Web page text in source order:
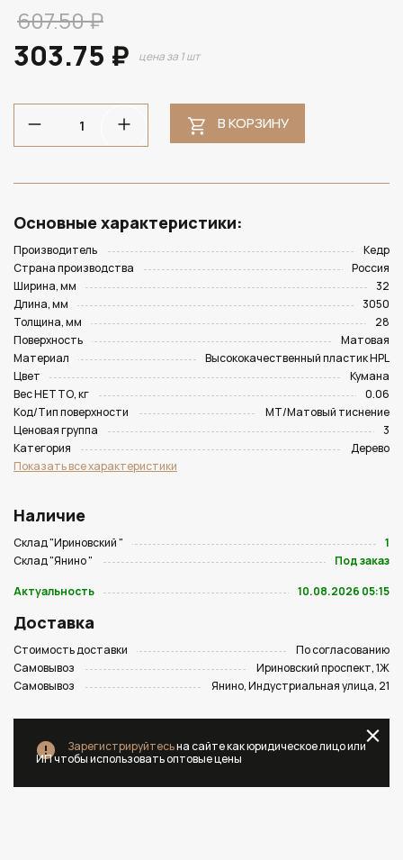
607.50 ₽
303.75 ₽ цена за 1 шт
В КОРЗИНУ
Основные характеристики:
Производитель
Кедр
Страна производства
Россия
Ширина, мм
32
Длина, мм
3050
Толщина, мм
28
Поверхность
Матовая
Материал
Высококачественный пластик HPL
Цвет
Кумана
Вес НЕТТО, кг
0.06
Код/Тип поверхности
MT/Матовый тиснение
Ценовая группа
3
Категория
Дерево
Показать все характеристики
Наличие
Склад "Ириновский "
1
Склад "Янино "
Под заказ
Актуальность
10.08.2026 05:15
Доставка
Стоимость доставки
По согласованию
Самовывоз
Ириновский проспект, 1Ж
Самовывоз
Янино, Индустриальная улица, 21
Зарегистрируйтесьна сайте как юридическое лицо или
ИП чтобы использовать оптовые цены